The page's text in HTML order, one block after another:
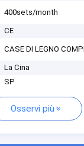
400sets/month
CE
CASE DI LEGNO
La Cina
SP
Osservi più